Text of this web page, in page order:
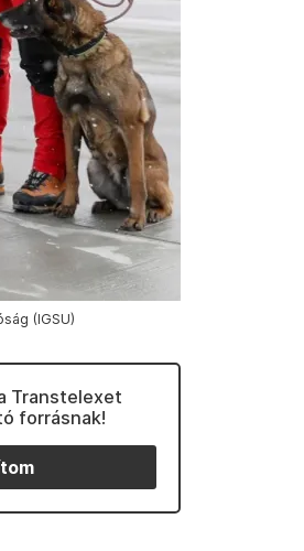
(IGSU)
Transtelexet
forrásnak!